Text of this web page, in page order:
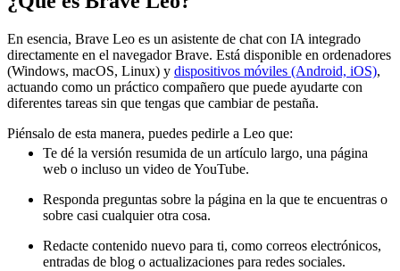
En esencia, Brave Leo es un asistente de chat con IA integrado
directamente en el navegador Brave. Está disponible en ordenadores
(Windows, macOS, Linux) y dispositivos móviles (Android, iOS),
actuando como un práctico compañero que puede ayudarte con
diferentes tareas sin que tengas que cambiar de pestaña.
Piénsalo de esta manera, puedes pedirle a Leo que:
Te dé la versión resumida de un artículo largo, una página
web o incluso un video de YouTube.
Responda preguntas sobre la página en la que te encuentras o
sobre casi cualquier otra cosa.
Redacte contenido nuevo para ti, como correos electrónicos,
entradas de blog o actualizaciones para redes sociales.